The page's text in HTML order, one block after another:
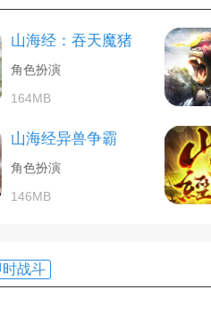
山海经：吞天魔猪
角色扮演
164MB
山海经异兽争霸
角色扮演
146MB
时战斗